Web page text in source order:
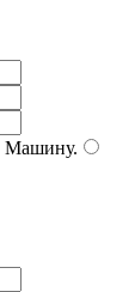
Машину.